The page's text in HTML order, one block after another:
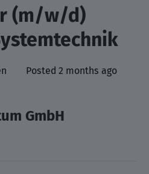
(m/w/d)
Posted 2 months ago
GmbH